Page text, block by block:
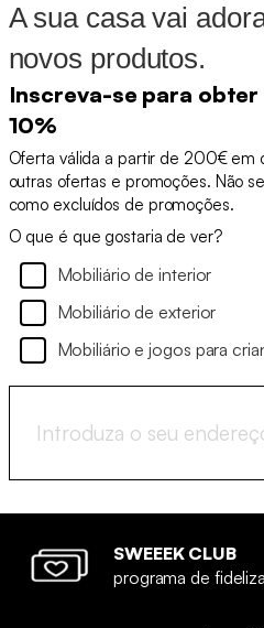
A sua casa vai
novos produtos.
Inscreva-se para
10%
Oferta válida a partir de 200€ em
outras ofertas e promoções. Não
como excluídos de promoções.
O que é que gostaria de ver?
Mobiliário de interior
Mobiliário de exterior
Mobiliário e jogos para
SWEEEK CLUB
programa de